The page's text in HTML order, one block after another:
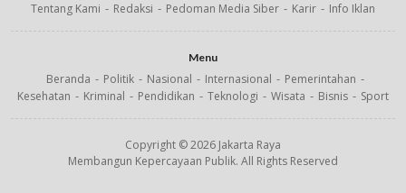
Tentang Kami Redaksi Pedoman Media Siber Karir Info Iklan
Menu
Beranda Politik Nasional Internasional
Pemerintahan
Kesehatan
Kriminal Pendidikan Teknologi Wisata Bisnis Sport
Copyright © 2026 Jakarta Raya
Membangun Kepercayaan Publik. All Rights Reserved